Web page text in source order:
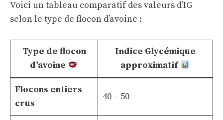
Voici un tableau comparatif des valeurs d’IG
selon le type de flocon d’avoine :
Type de flocon
d’avoine
Indice Glycémique
approximatif
Flocons entiers
crus
40 – 50